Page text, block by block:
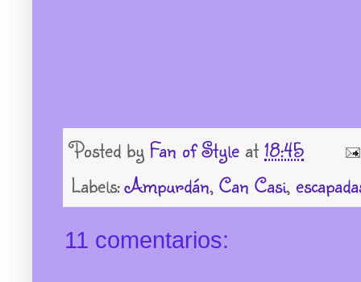
Posted by Fan of Style at 18:45
Labels:Ampurdán, Can Casi,
11 comentarios: